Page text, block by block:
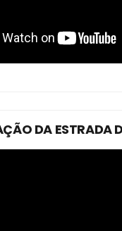
DA ESTRADA